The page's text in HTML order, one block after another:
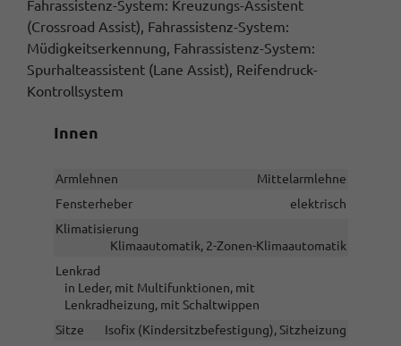
Fahrassistenz-System: Kreuzungs-Assistent
(Crossroad Assist), Fahrassistenz-System:
Müdigkeitserkennung, Fahrassistenz-System:
Spurhalteassistent (Lane Assist), Reifendruck-
Kontrollsystem
Innen
Armlehnen
Mittelarmlehne
Fensterheber
elektrisch
Klimatisierung
Klimaautomatik, 2-Zonen-Klimaautomatik
Lenkrad
in Leder, mit Multifunktionen, mit
Lenkradheizung, mit Schaltwippen
Sitze
Isofix (Kindersitzbefestigung), Sitzheizung